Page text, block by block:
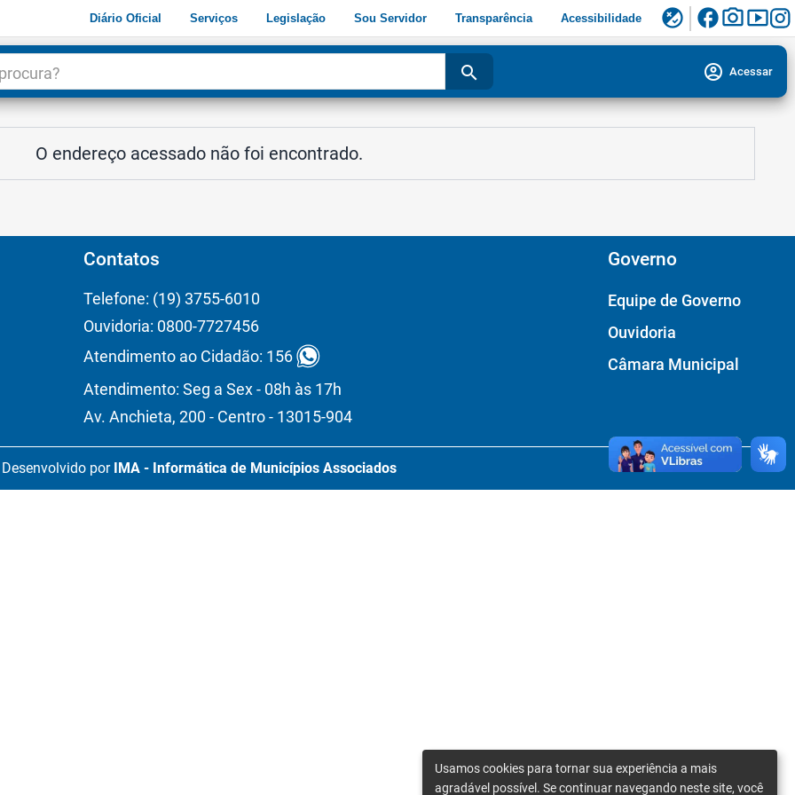
Diário Oficial Serviços Legislação Sou Servidor Transparência Acessibilidade flaky facebookphoto_camerasmart_display
search account_circle Acessar
O endereço acessado não foi encontrado.
Contatos
Telefone: (19) 3755-6010
Ouvidoria: 0800-7727456
Atendimento ao Cidadão: 156
Atendimento: Seg a Sex - 08h às 17h
Av. Anchieta, 200 - Centro - 13015-904
Governo
Equipe de Governo
Ouvidoria
Câmara Municipal
Desenvolvido por IMA - Informática de Municípios Associados
Usamos cookies para tornar sua experiência a mais
agradável possível. Se continuar navegando neste site, você